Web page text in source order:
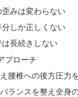
みは変わらない
分しか正しくない
は長続きしない
プローチ
腰椎への後方圧力
ンスを整え全身